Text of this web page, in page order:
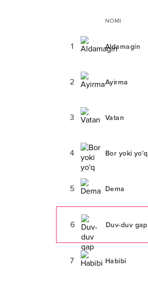
NOMI
1 Aldamagin
2 Ayirma
3 Vatan
4 Bor yoki yo'q
5 Dema
6 Duv-duv gap
7 Habibi